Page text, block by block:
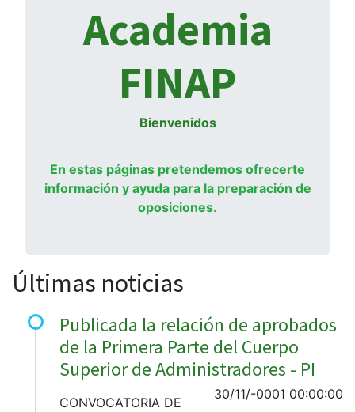
Academia
FINAP
Bienvenidos
En estas páginas pretendemos ofrecerte
información y ayuda para la preparación de
oposiciones.
Últimas noticias
Publicada la relación de aprobados
de la Primera Parte del Cuerpo
Superior de Administradores - PI
30/11/-0001 00:00:00
CONVOCATORIA DE